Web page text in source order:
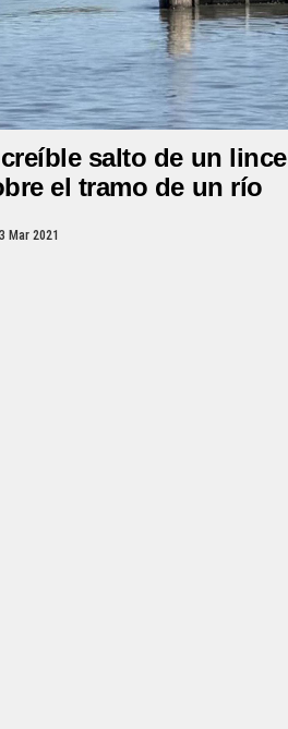
salto de un lince
el tramo de un río
Mar 2021